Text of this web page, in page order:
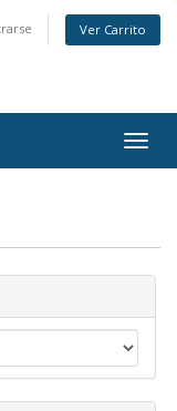
Ver Carrito